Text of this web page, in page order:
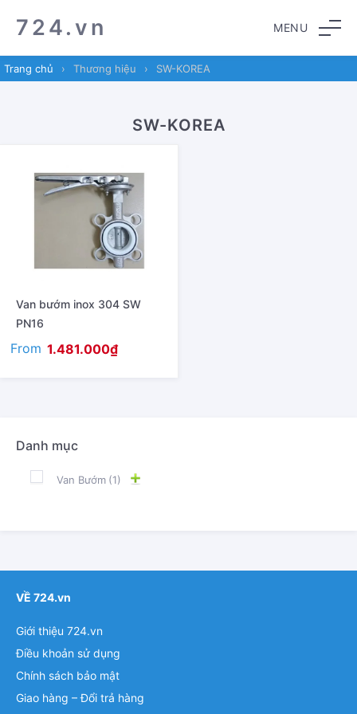
to
navigation
to
content
724.vn MENU
Trang chủ › Thương hiệu › SW-KOREA
SW-KOREA
Van bướm inox 304 SW
PN16
From 1.481.000₫
Danh mục
Van Bướm (1)
VỀ 724.vn
Giới thiệu 724.vn
Điều khoản sử dụng
Chính sách bảo mật
Giao hàng – Đổi trả hàng